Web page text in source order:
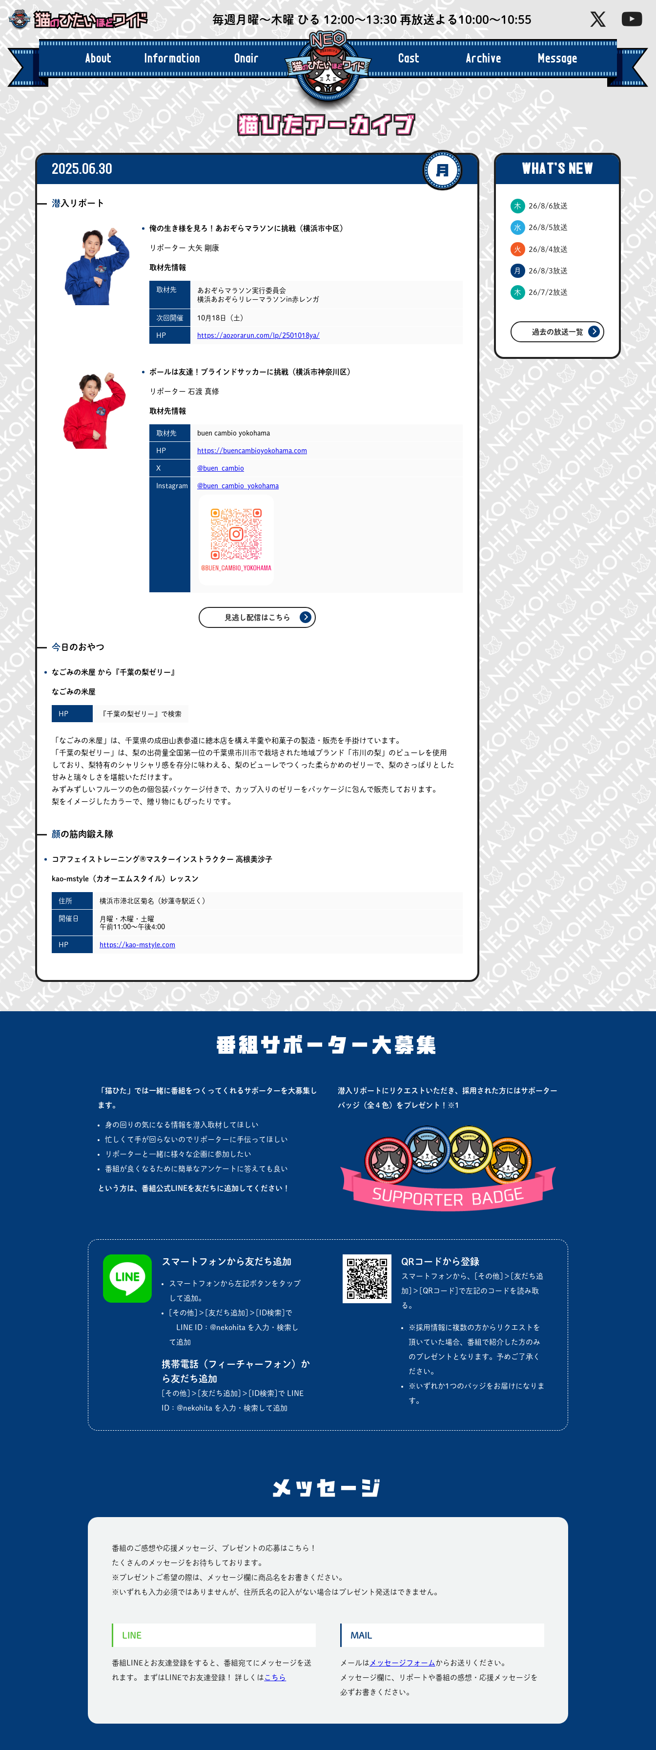
毎週月曜〜木曜 ひる 12:00〜13:30 再放送よる10:00〜10:55
About
「猫ひた」とは
Information
お知らせ
Onair
今週の放送
Cast
出演者
Archive
アーカイブ
Message
お便り
猫ひたアーカイブ
2025.06.30
潜入リポート
俺の生き様を見ろ！あおぞらマラソンに挑戦（横浜市中区）
リポーター 大矢 剛康
取材先情報
取材先
あおぞらマラソン実行委員会
横浜あおぞらリレーマラソンin赤レンガ
次回開催 10月18日（土）
HP https://aozorarun.com/lp/2501018ya/
ボールは友達！ブラインドサッカーに挑戦（横浜市神奈川区）
リポーター 石渡 真修
取材先情報
取材先 buen cambio yokohama
HP https://buencambioyokohama.com
X @buen_cambio
Instagram @buen_cambio_yokohama
見逃し配信はこちら
今日のおやつ
なごみの米屋 から『千葉の梨ゼリー』
なごみの米屋
HP 『千葉の梨ゼリー』で検索
「なごみの米屋」は、千葉県の成田山表参道に總本店を構え羊羹や和菓子の製造・販売を手掛けています。
「千葉の梨ゼリー」は、梨の出荷量全国第一位の千葉県市川市で栽培された地域ブランド「市川の梨」のピューレを使用
しており、梨特有のシャリシャリ感を存分に味わえる、梨のピューレでつくった柔らかめのゼリーで、梨のさっぱりとした
甘みと瑞々しさを堪能いただけます。
みずみずしいフルーツの色の個包装パッケージ付きで、カップ入りのゼリーをパッケージに包んで販売しております。
梨をイメージしたカラーで、贈り物にもぴったりです。
顔の筋肉鍛え隊
コアフェイストレーニング®マスターインストラクター 高根美沙子
kao-mstyle（カオーエムスタイル）レッスン
住所 横浜市港北区菊名（妙蓮寺駅近く）
開催日
月曜・木曜・土曜
午前11:00～午後4:00
HP https://kao-mstyle.com
WHAT'S NEW
木 26/8/6放送
水 26/8/5放送
火 26/8/4放送
月 26/8/3放送
木 26/7/2放送
過去の放送一覧
番組サポーター大募集
「猫ひた」では一緒に番組をつくってくれるサポーターを大募集し
ます。
身の回りの気になる情報を潜入取材してほしい
忙しくて手が回らないのでリポーターに手伝ってほしい
リポーターと一緒に様々な企画に参加したい
番組が良くなるために簡単なアンケートに答えても良い
という方は、番組公式LINEを友だちに追加してください！
潜入リポートにリクエストいただき、採用された方にはサポーター
バッジ（全４色）をプレゼント！※1
スマートフォンから友だち追加
スマートフォンから左記ボタンをタップ
して追加。
[その他]＞[友だち追加]＞[ID検索]で
LINE ID：@nekohita を入力・検索し
て追加
携帯電話（フィーチャーフォン）か
ら友だち追加
[その他]＞[友だち追加]＞[ID検索]で LINE
ID：@nekohita を入力・検索して追加
QRコードから登録
スマートフォンから、[その他]＞[友だち追
加]＞[QRコード]で左記のコードを読み取
る。
※採用情報に複数の方からリクエストを
頂いていた場合、番組で紹介した方のみ
のプレゼントとなります。予めご了承く
ださい。
※いずれか1つのバッジをお届けになりま
す。
メッセージ
番組のご感想や応援メッセージ、プレゼントの応募はこちら！
たくさんのメッセージをお待ちしております。
※プレゼントご希望の際は、メッセージ欄に商品名をお書きください。
※いずれも入力必須ではありませんが、住所氏名の記入がない場合はプレゼント発送はできません。
LINE
番組LINEとお友達登録をすると、番組宛てにメッセージを送
れます。 まずはLINEでお友達登録！ 詳しくは こちら
MAIL
メールは メッセージフォーム からお送りください。
メッセージ欄に、リポートや番組の感想・応援メッセージを
必ずお書きください。